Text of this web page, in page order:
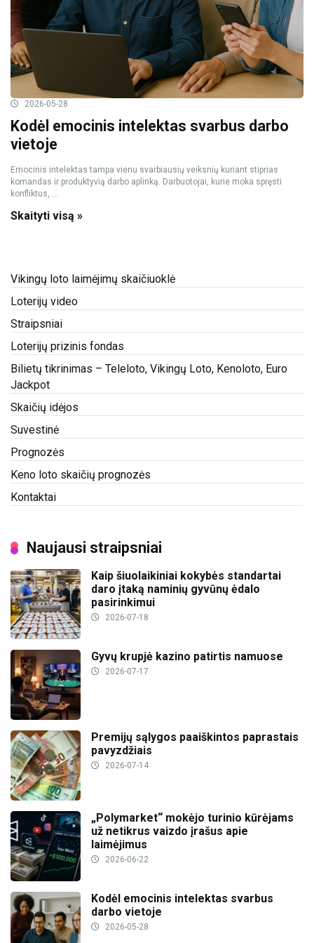
2026-05-28
Kodėl emocinis intelektas svarbus darbo
vietoje
Emocinis intelektas tampa vienu svarbiausių veiksnių kuriant stiprias
komandas ir produktyvią darbo aplinką. Darbuotojai, kurie moka spręsti
konfliktus, ...
Skaityti visą »
Vikingų loto laimėjimų skaičiuoklė
Loterijų video
Straipsniai
Loterijų prizinis fondas
Bilietų tikrinimas – Teleloto, Vikingų Loto, Kenoloto, Euro
Jackpot
Skaičių idėjos
Suvestinė
Prognozės
Keno loto skaičių prognozės
Kontaktai
Naujausi straipsniai
Kaip šiuolaikiniai kokybės standartai
daro įtaką naminių gyvūnų ėdalo
pasirinkimui
2026-07-18
Gyvų krupjė kazino patirtis namuose
2026-07-17
Premijų sąlygos paaiškintos paprastais
pavyzdžiais
2026-07-14
„Polymarket“ mokėjo turinio kūrėjams
už netikrus vaizdo įrašus apie
laimėjimus
2026-06-22
Kodėl emocinis intelektas svarbus
darbo vietoje
2026-05-28